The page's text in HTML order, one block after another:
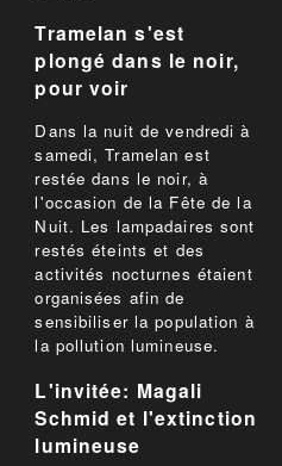
Tramelan s'est
plongé dans le noir,
pour voir
Dans la nuit de vendredi à
samedi, Tramelan est
restée dans le noir, à
l'occasion de la Fête de la
Nuit. Les lampadaires sont
restés éteints et des
activités nocturnes étaient
organisées afin de
sensibiliser la population à
la pollution lumineuse.
L'invitée: Magali
Schmid et l'extinction
lumineuse